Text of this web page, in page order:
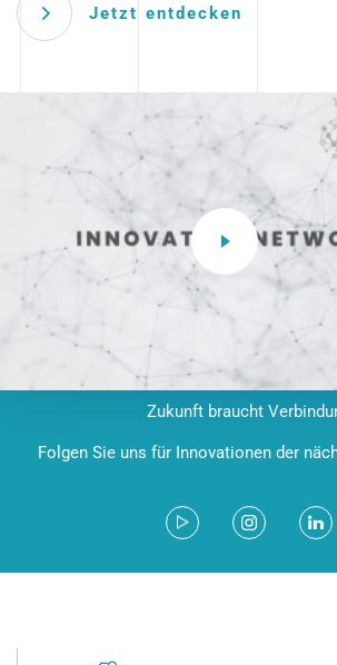
Jetzt entdecken
Zukunft braucht
Folgen Sie uns für Innovationen der